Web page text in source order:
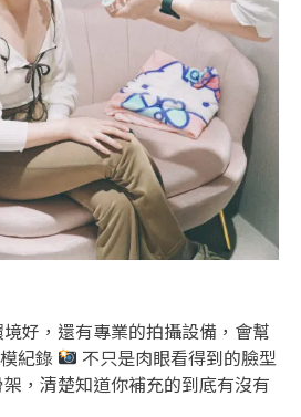
好，還有專業的拍攝設備，會幫
紀錄
不只是肉眼看得到的臉型
，清楚知道你補充的到底有沒有